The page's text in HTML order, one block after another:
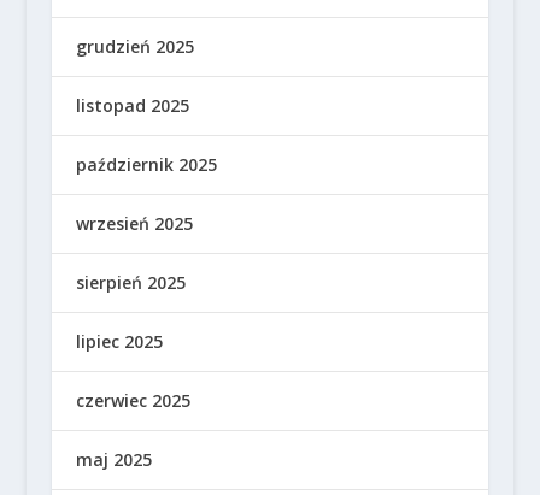
grudzień 2025
listopad 2025
październik 2025
wrzesień 2025
sierpień 2025
lipiec 2025
czerwiec 2025
maj 2025